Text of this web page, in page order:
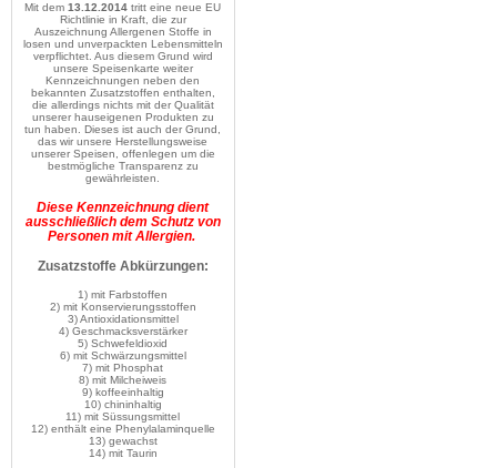
Mit dem13.12.2014 tritt eine neue EU
Richtlinie in Kraft, die zur
Auszeichnung Allergenen Stoffe in
losen und unverpackten Lebensmitteln
verpflichtet. Aus diesem Grund wird
unsere Speisenkarte weiter
Kennzeichnungen neben den
bekannten Zusatzstoffen enthalten,
die allerdings nichts mit der Qualität
unserer hauseigenen Produkten zu
tun haben. Dieses ist auch der Grund,
das wir unsere Herstellungsweise
unserer Speisen, offenlegen um die
bestmögliche Transparenz zu
gewährleisten.
Diese Kennzeichnung dient
ausschließlich dem Schutz von
Personen mit Allergien.
Zusatzstoffe Abkürzungen:
1) mit Farbstoffen
2) mit Konservierungsstoffen
3) Antioxidationsmittel
4) Geschmacksverstärker
5) Schwefeldioxid
6) mit Schwärzungsmittel
7) mit Phosphat
8) mit Milcheiweis
9) koffeeinhaltig
10) chininhaltig
11) mit Süssungsmittel
12) enthält eine Phenylalaminquelle
13) gewachst
14) mit Taurin